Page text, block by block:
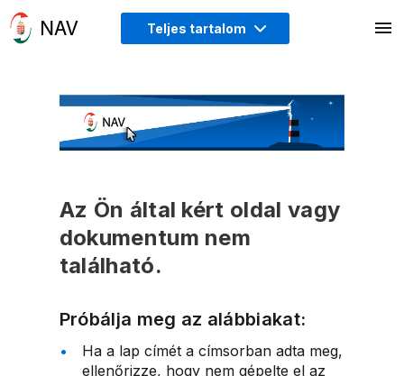
Teljes tartalom
Az Ön által kért oldal vagy
dokumentum nem
található.
Próbálja meg az alábbiakat:
Ha a lap címét a címsorban adta meg,
ellenőrizze, hogy nem gépelte el az